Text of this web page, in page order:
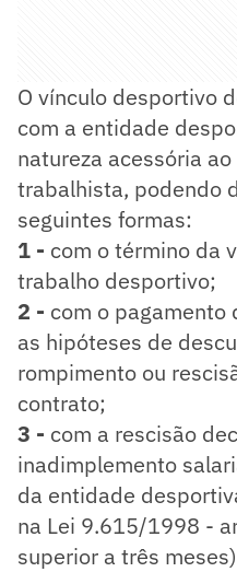
O vínculo desportivo
com a entidade
natureza acessória
trabalhista, podendo
seguintes formas:
1 - com o término da
trabalho desportivo;
2 - com o pagamento
as hipóteses de
rompimento ou
contrato;
3 - com a rescisão
inadimplemento
da entidade
na Lei 9.615/1998 -
superior a três